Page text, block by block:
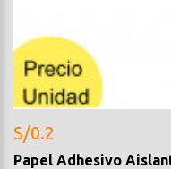
S/0.2
Papel Adhesivo